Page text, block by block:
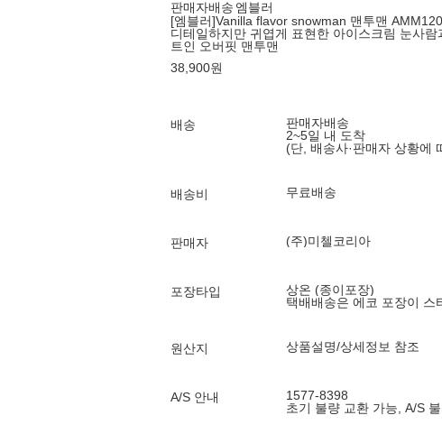
판매자배송 엠블러
[엠블러]Vanilla flavor snowman 맨투맨
디테일하지만 귀엽게 표현한 아이스크림 눈사
트인 오버핏 맨투맨
38,900원
배송
판매자배송
2~5일 내 도착
(단, 배송사·판매자 상황에
배송비 무료배송
판매자 (주)미첼코리아
포장타입
상온 (종이포장)
택배배송은 에코 포장이 스
원산지 상품설명/상세정보 참조
A/S 안내
1577-8398
초기 불량 교환 가능, A/S